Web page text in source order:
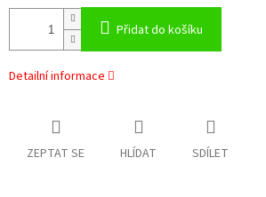
Přidat do košíku
Detailní informace
ZEPTAT SE HLÍDAT SDÍLET